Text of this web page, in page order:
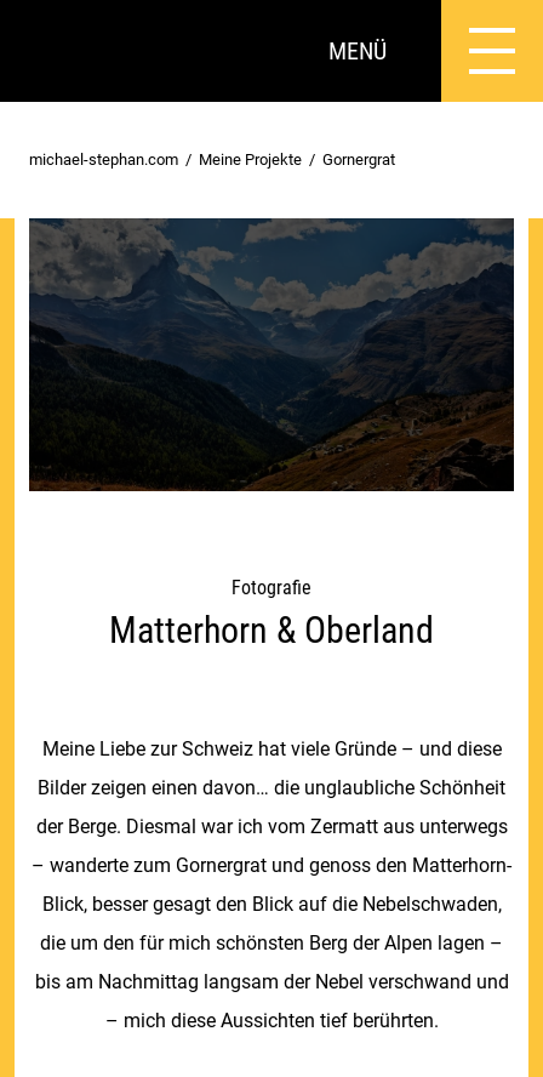
MENÜ
michael-stephan.com Meine Projekte Gornergrat
Fotografie
Matterhorn & Oberland
Meine Liebe zur Schweiz hat viele Gründe – und diese
Bilder zeigen einen davon… die unglaubliche Schönheit
der Berge. Diesmal war ich vom Zermatt aus unterwegs
– wanderte zum Gornergrat und genoss den Matterhorn-
Blick, besser gesagt den Blick auf die Nebelschwaden,
die um den für mich schönsten Berg der Alpen lagen –
bis am Nachmittag langsam der Nebel verschwand und
– mich diese Aussichten tief berührten.